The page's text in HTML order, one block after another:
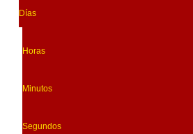
Días
Horas
Minutos
Segundos